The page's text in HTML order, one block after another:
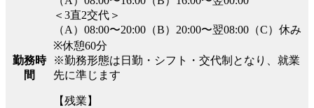
勤務時
間
＜3直2交代＞
（A）08:00〜20:00（B）20:00〜翌08:00（C）休み
※休憩60分
※勤務形態は日勤・シフト・交代制となり、就業
先に準じます
【残業】